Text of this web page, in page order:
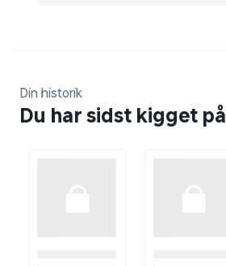
Din historik
Du har sidst kigget på